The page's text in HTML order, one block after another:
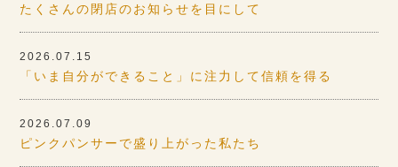
たくさんの閉店のお知らせを目にして
2026.07.15
「いま自分ができること」に注力して信頼を得る
2026.07.09
ピンクパンサーで盛り上がった私たち